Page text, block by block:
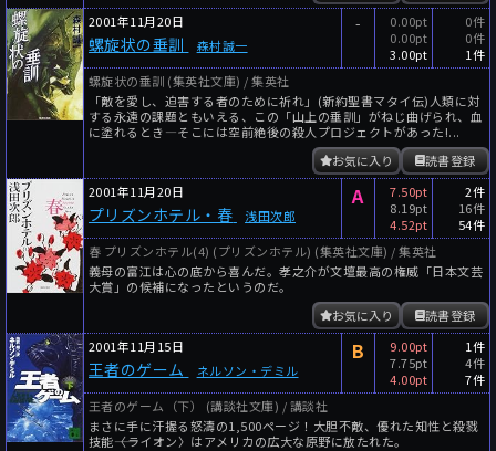
2001年11月20日
螺旋状の垂訓 森村誠一
-
0.00pt
0.00pt
3.00pt
0件
0件
1件
螺旋状の垂訓 (集英社文庫) / 集英社
「敵を愛し、迫害する者のために祈れ」(新約聖書マタイ伝)人類に対
する永遠の課題ともいえる、この「山上の垂訓」がねじ曲げられ、血
に塗れるとき―そこには空前絶後の殺人プロジェクトがあった!...
読書登録
お気に入り
2001年11月20日
プリズンホテル・春 浅田次郎
A
7.50pt
8.19pt
4.52pt
2件
16件
54件
春 プリズンホテル(4) (プリズンホテル) (集英社文庫) / 集英社
義母の富江は心の底から喜んだ。孝之介が文壇最高の権威「日本文芸
大賞」の候補になったというのだ。
読書登録
お気に入り
2001年11月15日
王者のゲーム ネルソン・デミル
B
9.00pt
7.75pt
4.00pt
1件
4件
7件
王者のゲーム（下） (講談社文庫) / 講談社
まさに手に汗握る怒濤の1,500ページ！大胆不敵、優れた知性と殺戮
技能――〈ライオン〉はアメリカの広大な原野に放たれた。